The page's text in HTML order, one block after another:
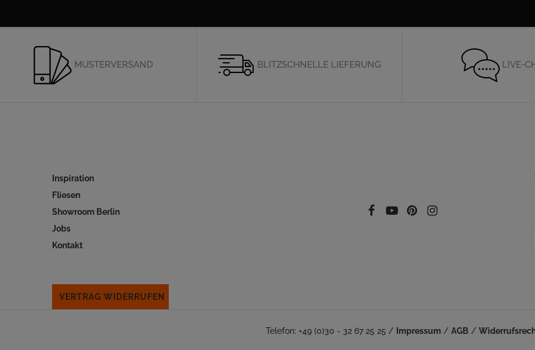
MUSTERVERSAND BLITZSCHNELLE LIEFERUNG LIVE-
Inspiration
Fliesen
Showroom Berlin
Jobs
Kontakt
FacebookYouTubePinterest
VERTRAG WIDERRUFEN
Telefon: +49 (0)30 - 32 67 25 25 / Impressum/ AGB /